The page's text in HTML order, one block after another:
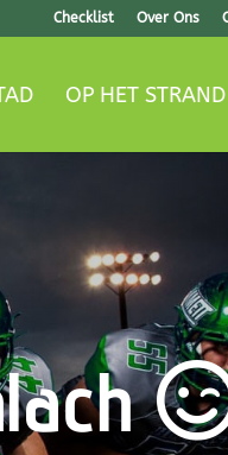
Checklist Over Ons
OP HET STRAND